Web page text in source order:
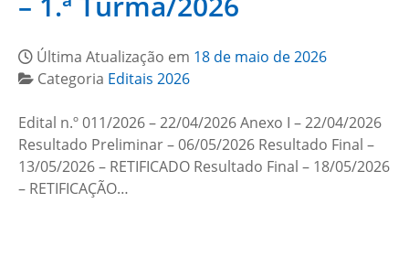
Última Atualização em 18 de maio de 2026
Categoria Editais 2026
Edital n.º 011/2026 – 22/04/2026 Anexo I – 22/04/2026
Resultado Preliminar – 06/05/2026 Resultado Final –
13/05/2026 – RETIFICADO Resultado Final – 18/05/2026
– RETIFICAÇÃO…